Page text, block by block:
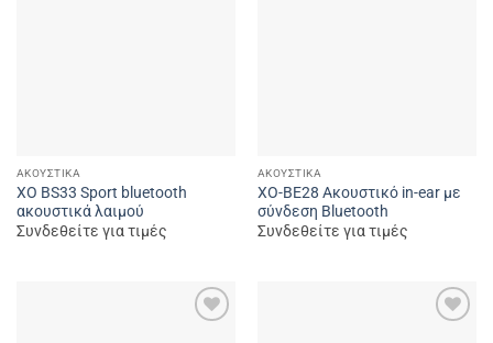
ΑΚΟΥΣΤΙΚΆ
XO BS33 Sport bluetooth
ακουστικά λαιμού
Συνδεθείτε για τιμές
ΑΚΟΥΣΤΙΚΆ
XO-BE28 Ακουστικό in-ear με
σύνδεση Bluetooth
Συνδεθείτε για τιμές